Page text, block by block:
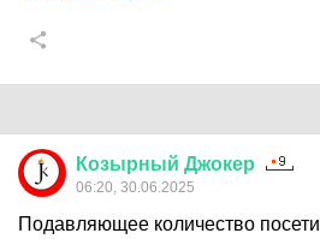
Козырный Джокер
06:20, 30.06.2025
Подавляющее количество